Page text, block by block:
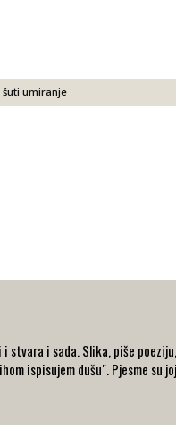
šuti umiranje
stvara i sada. Slika, piše
ispisujem dušu". Pjesme